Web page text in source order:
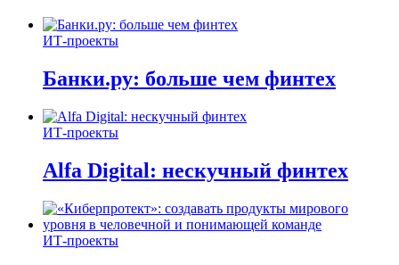
ИТ-проекты
Банки.ру: больше чем финтех
ИТ-проекты
Alfa Digital: нескучный финтех
ИТ-проекты